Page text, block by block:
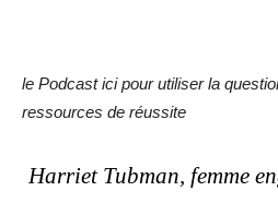
le Podcast ici pour utiliser la
ressources de réussite
Harriet Tubman, femme